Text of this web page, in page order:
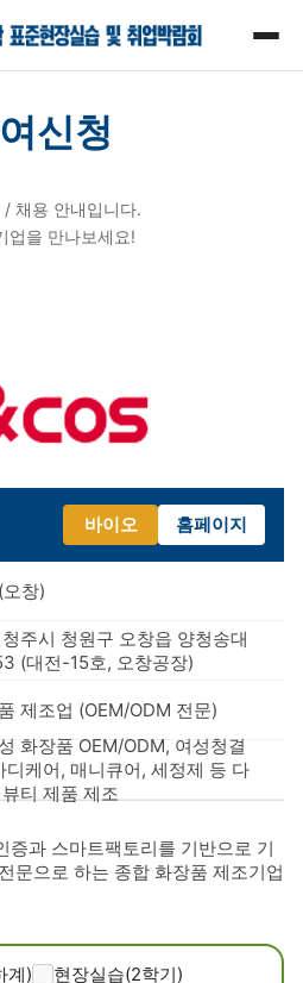
신청
/ 채용 안내입니다.
업을 만나보세요!
바이오 홈페이지
창)
주시 청원구 오창읍 양청송대
(대전-15호, 오창공장)
제조업 (OEM/ODM 전문)
화장품 OEM/ODM, 여성청결
디케어, 매니큐어, 세정제 등 다
티 제품 제조
증과 스마트팩토리를 기반으로 기
문으로 하는 종합 화장품 제조기업
계)
현장실습(2학기)